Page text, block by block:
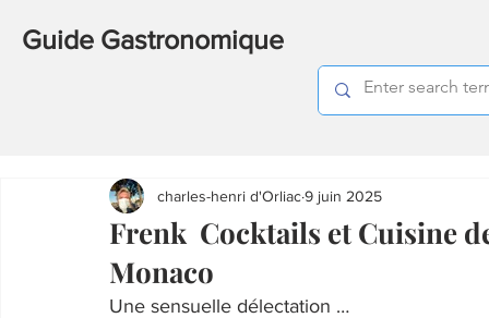
Guide Gastronomique
Frenk Cocktails et Cuisine
Monaco
charles-henri d'Orliac9 juin 2025
Une sensuelle délectation …